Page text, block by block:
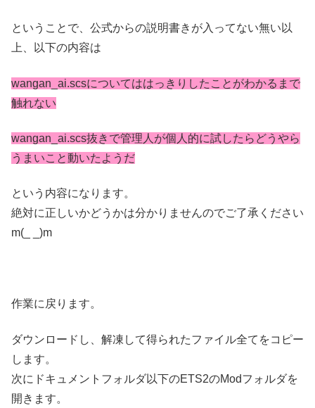
ということで、公式からの説明書きが入ってない無い以
上、以下の内容は
wangan_ai.scsについてははっきりしたことがわかるまで
触れない
wangan_ai.scs抜きで管理人が個人的に試したらどうやら
うまいこと動いたようだ
という内容になります。
絶対に正しいかどうかは分かりませんのでご了承ください
m(_ _)m
作業に戻ります。
ダウンロードし、解凍して得られたファイル全てをコピー
します。
次にドキュメントフォルダ以下のETS2のModフォルダを
開きます。